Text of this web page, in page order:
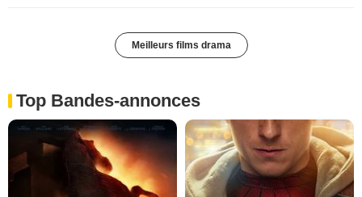
Meilleurs films drama
Top Bandes-annonces